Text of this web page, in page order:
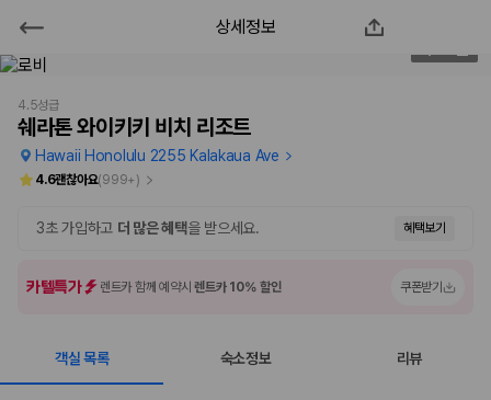
쉐라톤 와이키키 비치 리조트
2000만 이용고객이 선택한 제주 렌트카 가격비교 플랫폼
제주렌트카 가격비교는 카모아에서 한 번에
상세정보
4.5성급
쉐라톤 와이키키 비치 리조트
Hawaii Honolulu 2255 Kalakaua Ave
4.6괜찮아요(999+)
3초 가입하고 더 많은 혜택을 받으세요. 혜택보기
카텔특가 렌트카 함께 예약시렌트카 10% 할인 쿠폰받기
객실 목록 숙소정보 리뷰